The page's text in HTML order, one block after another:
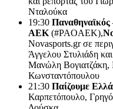
Νταλούκα
19:30 Παναθηναϊκός
ΑΕΚ (#PAOAEK),
Novasports.gr σε
Άγγελου Στυλιάδη
Μανώλη Βογιατζάκη,
Κωνσταντόπουλου
21:30 Παίζουμε
Καρπετόπουλο,